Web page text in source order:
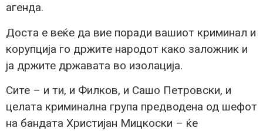
агенда.
Доста е веќе да вие поради вашиот криминал и
корупција го држите народот како заложник и
ја држите државата во изолација.
Сите – и ти, и Филков, и Сашо Петровски, и
целата криминална група предводена од шефот
на бандата Христијан Мицкоски – ќе